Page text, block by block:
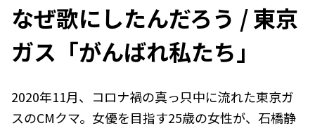
なぜ歌にしたんだろう / 東京
ガス「がんばれ私たち」
2020年11月、コロナ禍の真っ只中に流れた東京ガ
スのCMクマ。女優を目指す25歳の女性が、石橋静